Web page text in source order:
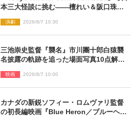
本三大怪談に挑む――檀れい＆阪口珠美
演劇 2026/8/7 10:30
三池崇史監督『襲名』市川團十郎白猿襲
名披露の軌跡を追った場面写真10点解
映画 2026/8/7 10:00
カナダの新鋭ソフィー・ロムヴァリ監督
の初長編映画『Blue Heron／ブルーヘロ